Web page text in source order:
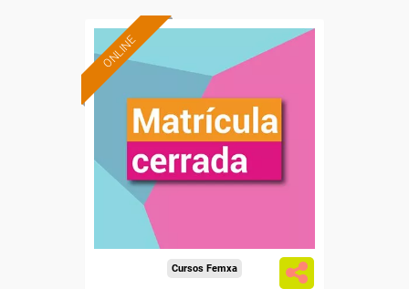
ONLINE
Cursos Femxa